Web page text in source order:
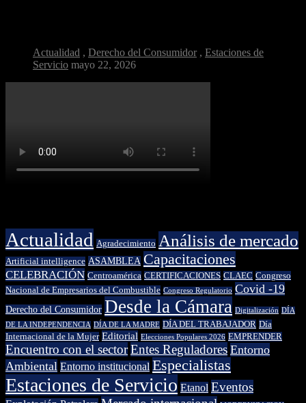
Actualidad , Derecho del Consumidor , Estaciones de
Servicio mayo 22, 2026
Actualidad Agradecimiento Análisis de mercado
Artificial intelligence ASAMBLEA Capacitaciones
CELEBRACIÓN Centroamérica CERTIFICACIONES CLAEC Congreso
Nacional de Empresarios del Combustible Congreso Regulatorio Covid -19
Derecho del Consumidor Desde la Cámara Digitalización DÍA
DE LA INDEPENDENCIA DÍA DE LA MADRE DÍA DEL TRABAJADOR Día
Internacional de la Mujer Editorial Elecciones Populares 2026 EMPRENDER
Encuentro con el sectorEntes Reguladores Entorno
Ambiental Entorno institucional Especialistas
Estaciones de Servicio Etanol Eventos